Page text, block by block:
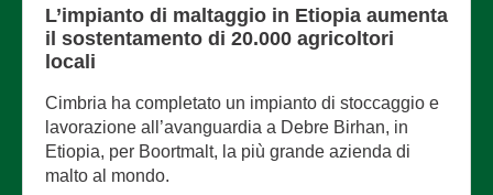
L’impianto di maltaggio in Etiopia aumenta
il sostentamento di 20.000 agricoltori
locali
Cimbria ha completato un impianto di stoccaggio e
lavorazione all’avanguardia a Debre Birhan, in
Etiopia, per Boortmalt, la più grande azienda di
malto al mondo.